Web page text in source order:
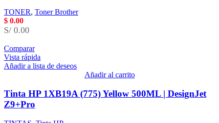
TONER, Toner Brother
$ 0.00
S/ 0.00
Comparar
Vista rápida
Añadir a lista de deseos
Añadir al carrito
Tinta HP 1XB19A (775) Yellow 500ML | DesignJet
Z9+Pro